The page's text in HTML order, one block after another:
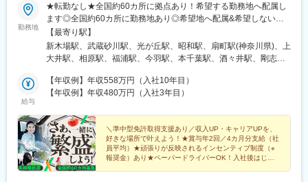
勤務地
★転勤なし★全国約60カ所に拠点あり！希望する勤務地へ配属し
ます◎全国約60カ所に勤務地あり◎希望地へ配属&希望しない限
り転勤なし◎同じルートで配送するため未経験でも安心♪▼各拠点
の詳細は下記よりご確認ください▼https://www.nishihara-
shokai.co.jp/business/jigyou_itiran※石垣島にも拠点あり
【最寄り駅】
新木場駅、武蔵砂川駅、光が丘駅、昭和駅、扇町駅(神奈川県)、上
大井駅、相原駅、福浦駅、今羽駅、本千葉駅、酒々井駅、剛志
河端駅、小杉駅、神領駅、荒子川公園駅、上島駅、函南駅、河芸
駅、津守駅、恵我ノ荘駅、アイランド北口駅、砥堀駅、中書島
湖山駅、仁保津駅、山西駅、阿波富田駅、伏石駅、伊賀駅、通谷
駅、宇島駅、鶴崎駅、西諫早駅、日宇駅、田代駅、鍋島駅、平成
駅、たのうら御立岬公園駅、新八代駅、宮崎駅、延岡駅、西都城
駅、武之橋駅、志布志駅、川内駅(鹿児島県)、国分駅(鹿児島県)、
赤嶺駅、てだこ浦西駅、産業振興センター駅、市大医学部駅
給与
【年収例】年収558万円（入社10年目）
【年収例】年収480万円（入社3年目）
＼準中型免許取得支援あり／収入UP・キャリアUPを、
好きな場所で叶えよう！★賞与年2回／4カ月分支給（社
員平均）★頑張りが反映されるインセンティブ制度（※
報奨金）あり★ペーパードライバーOK！入社後はじっ